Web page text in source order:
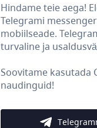
Hindame teie aega!
Telegrami
mobiilseade.
turvaline ja
Soovitame kasutada
naudinguid!